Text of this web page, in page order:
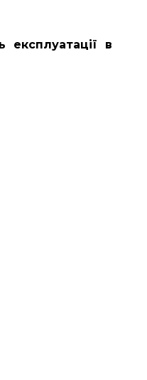
експлуатації в